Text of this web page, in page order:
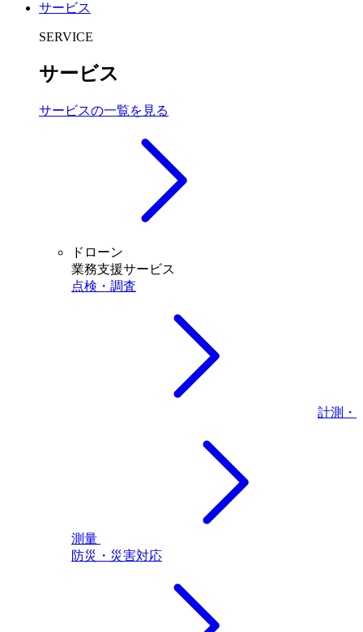
サービス
SERVICE
サービス
サービスの一覧を見る
ドローン
業務支援サービス
点検・調査
計測・
測量
防災・災害対応